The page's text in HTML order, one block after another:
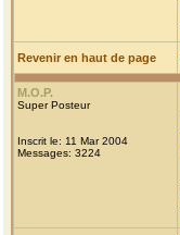
Revenir en haut de page
M.O.P.
Super Posteur
Inscrit le: 11 Mar 2004
Messages: 3224